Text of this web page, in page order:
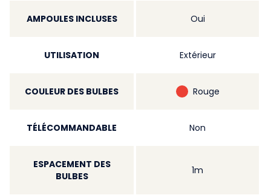
AMPOULES INCLUSES Oui
UTILISATION Extérieur
COULEUR DES BULBES Rouge
TÉLÉCOMMANDABLE Non
ESPACEMENT DES
BULBES
1m